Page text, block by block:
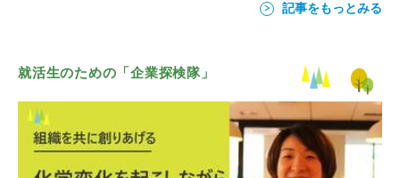
記事をもっとみる
就活生のための「企業探検隊」